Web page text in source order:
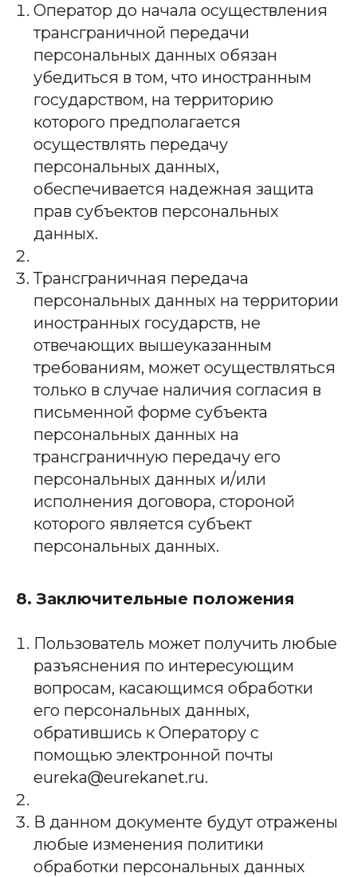
Оператор до начала осуществления
трансграничной передачи
персональных данных обязан
убедиться в том, что иностранным
государством, на территорию
которого предполагается
осуществлять передачу
персональных данных,
обеспечивается надежная защита
прав субъектов персональных
данных.
Трансграничная передача
персональных данных на территории
иностранных государств, не
отвечающих вышеуказанным
требованиям, может осуществляться
только в случае наличия согласия в
письменной форме субъекта
персональных данных на
трансграничную передачу его
персональных данных и/или
исполнения договора, стороной
которого является субъект
персональных данных.
8. Заключительные положения
Пользователь может получить любые
разъяснения по интересующим
вопросам, касающимся обработки
его персональных данных,
обратившись к Оператору с
помощью электронной почты
eureka@eurekanet.ru.
В данном документе будут отражены
любые изменения политики
обработки персональных данных